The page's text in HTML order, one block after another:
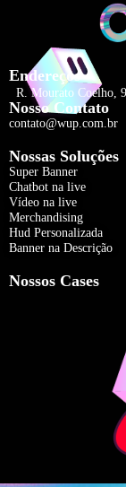
Endereços
R. Mourato Coelho,
Nosso Contato
contato@wup.com.br
Nossas Soluções
Super Banner
Chatbot na live
Vídeo na live
Merchandising
Hud Personalizada
Banner na Descrição
Nossos Cases